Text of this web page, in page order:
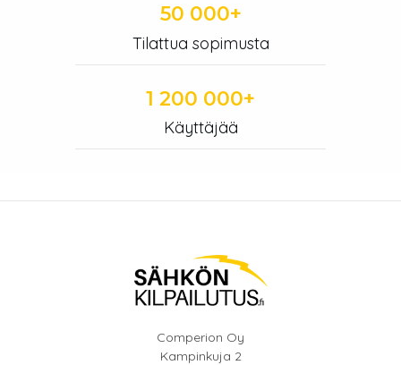
50 000+
Tilattua sopimusta
1 200 000+
Käyttäjää
Comperion Oy
Kampinkuja 2